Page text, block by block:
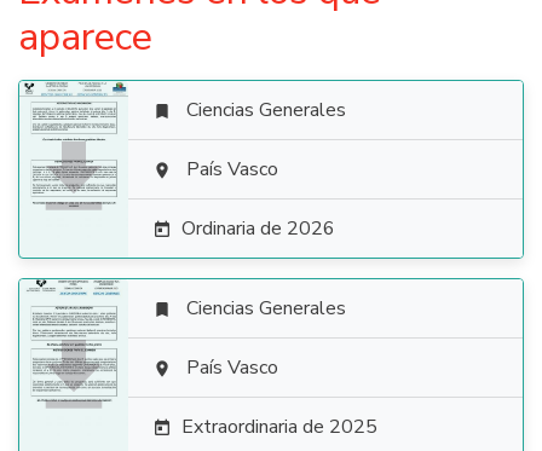
aparece

 Ciencias Generales
 País Vasco
 Ordinaria de 2026

 Ciencias Generales
 País Vasco
 Extraordinaria de 2025